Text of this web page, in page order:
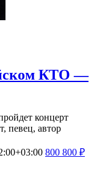
КТО —
концерт
певец, автор
800 800 ₽